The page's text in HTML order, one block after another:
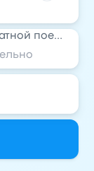
Дата обратной поездки